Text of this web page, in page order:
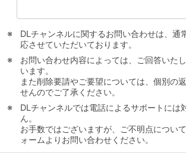
DLチャンネルに関するお問い合わせは、通
応させていただいております。
お問い合わせ内容によっては、ご回答いた
います。
また削除要請やご要望については、個別の
せんのでご了承ください。
DLチャンネルでは電話によるサポートには
ん。
お手数ではございますが、ご不明点につい
ォームよりお問い合わせください。